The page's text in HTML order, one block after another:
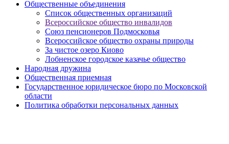
Общественные объединения
Cписок общественных организаций
Всероссийское общество инвалидов
Союз пенсионеров Подмосковья
Всероссийское общество охраны природы
За чистое озеро Киово
Лобненское городское казачье общество
Народная дружина
Общественная приемная
Государственное юридическое бюро по Московской
области
Политика обработки персональных данных